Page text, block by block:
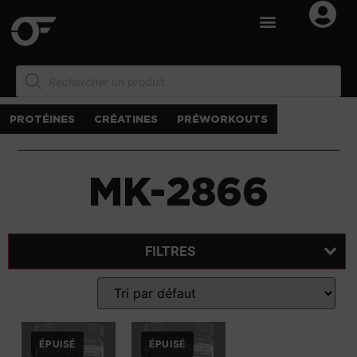
PROTÉINES CRÉATINES PRÉWORKOUTS
MK-2866
FILTRES